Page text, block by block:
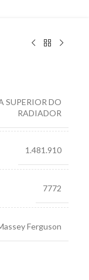
SUPERIOR DO
RADIADOR
1.481.910
7772
Ferguson